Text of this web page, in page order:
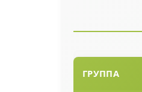
ГРУППА